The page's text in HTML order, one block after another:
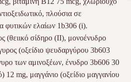
πλούσια σε
φυτικών ελαίων 1b306 (i).
(θειικό σίδηρο (II), μονοένυδρο
(οξείδιο ψευδαργύρου 3b603
των αμινοξέων, ένυδρο 3b606 30
12 mg, μαγγάνιο (οξείδιο μαγγανίου